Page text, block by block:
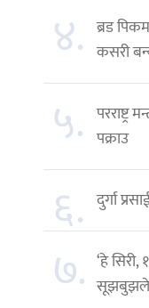
४. ब्रड
कसरी
५. परराष्ट्र
पक्राउ
६. दुर्गा
७. ‘हे
सूझबुझले